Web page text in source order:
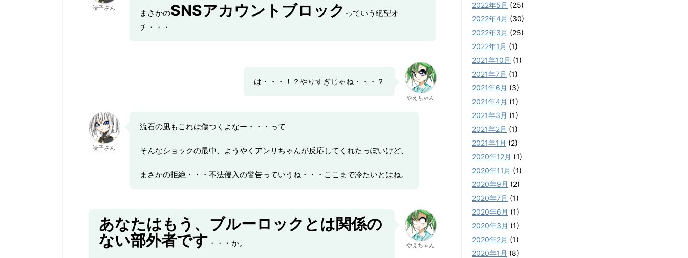
読子さん
まさかのSNSアカウントブロック っていう絶望オ
チ・・・
は・・・！？やりすぎじゃね・・・？
やえちゃん
読子さん
流石の凪もこれは傷つくよなー・・・って
そんなショックの最中、ようやくアンリちゃんが反応してくれたっぽいけど、
まさかの拒絶・・・不法侵入の警告っていうね・・・ここまで冷たいとはね。
あなたはもう、ブルーロックとは関係の
ない部外者です ・・・か。 やえちゃん
2022年5月 (25)
2022年4月 (30)
2022年3月 (25)
2022年1月 (1)
2021年10月 (1)
2021年7月 (1)
2021年6月 (3)
2021年4月 (1)
2021年3月 (1)
2021年2月 (1)
2021年1月 (2)
2020年12月 (1)
2020年11月 (1)
2020年9月 (2)
2020年7月 (1)
2020年6月 (1)
2020年3月 (1)
2020年2月 (1)
2020年1月 (8)